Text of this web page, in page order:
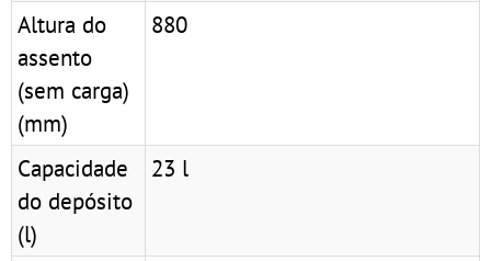
Altura do
assento
(sem carga)
(mm)
880
Capacidade
do depósito
(l)
23 l